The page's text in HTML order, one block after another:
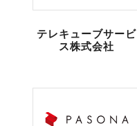
テレキューブサービ
ス株式会社